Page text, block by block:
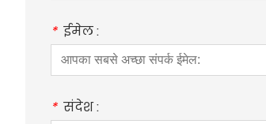
* ईमेल :
* संदेश :